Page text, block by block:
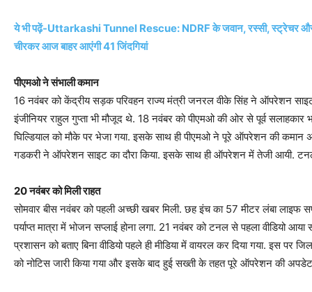
ये भी पढ़ें-Uttarkashi Tunnel Rescue: NDRF के जवान, रस्सी, स्ट्रेचर और…
चीरकर आज बाहर आएंगी 41 जिंदगियां
पीएमओ ने संभाली कमान
16 नवंबर को केंद्रीय सड़क परिवहन राज्य मंत्री जनरल वीके सिंह ने ऑपरेशन
इंजीनियर राहुल गुप्ता भी मौजूद थे. 18 नवंबर को पीएमओ की ओर से पूर्व
घिल्डियाल को मौके पर भेजा गया. इसके साथ ही पीएमओ ने पूरे ऑपरेशन की कमान
गडकरी ने ऑपरेशन साइट का दौरा किया. इसके साथ ही ऑपरेशन में तेजी आयी.
20 नवंबर को मिली राहत
सोमवार बीस नवंबर को पहली अच्छी खबर मिली. छह इंच का 57 मीटर लंबा
पर्याप्त मात्रा में भोजन सप्लाई होना लगा. 21 नवंबर को टनल से पहला वीडियो
प्रशासन को बताए बिना वीडियो पहले ही मीडिया में वायरल कर दिया गया. इस
को नोटिस जारी किया गया और इसके बाद हुई सख्ती के तहत पूरे ऑपरेशन की अपडेट